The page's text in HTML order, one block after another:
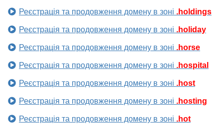
Реєстрація та продовження домену в зоні .holdings
Реєстрація та продовження домену в зоні .holiday
Реєстрація та продовження домену в зоні .horse
Реєстрація та продовження домену в зоні .hospital
Реєстрація та продовження домену в зоні .host
Реєстрація та продовження домену в зоні .hosting
Реєстрація та продовження домену в зоні .hot